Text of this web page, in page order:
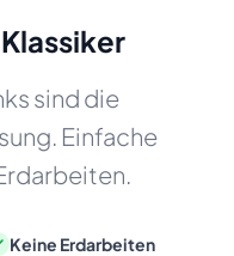
sind die
Einfache
Keine Erdarbeiten